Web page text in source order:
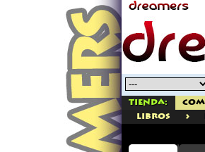
Tienda:
libros
>